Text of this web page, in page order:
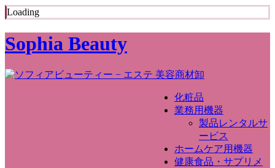
Loading
Sophia Beauty
化粧品
業務用機器
製品レンタルサ
ービス
ホームケア用機器
健康食品・サプリメ